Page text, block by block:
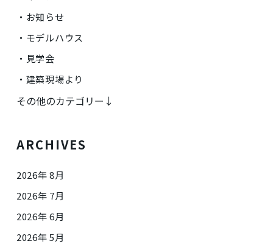
お知らせ
モデルハウス
見学会
建築現場より
その他のカテゴリー↓
ARCHIVES
2026年 8月
2026年 7月
2026年 6月
2026年 5月